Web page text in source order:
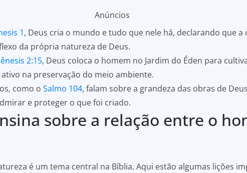
Anúncios
1, Deus cria o mundo e tudo que nele há, declarando que a
da própria natureza de Deus.
2:15, Deus coloca o homem no Jardim do Éden para
na preservação do meio ambiente.
como o Salmo 104, falam sobre a grandeza das obras de
e proteger o que foi criado.
sobre a relação entre o
é um tema central na Bíblia. Aqui estão algumas lições